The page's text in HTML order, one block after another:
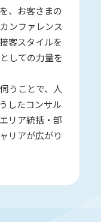
、お客さまの
ンファレンス
客スタイルを
しての力量を
うことで、人
したコンサル
リア統括・部
リアが広がり